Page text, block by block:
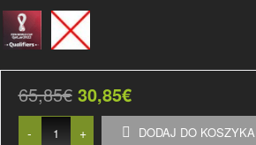
65,85€ 30,85€
- + DODAJ DO KOSZYKA